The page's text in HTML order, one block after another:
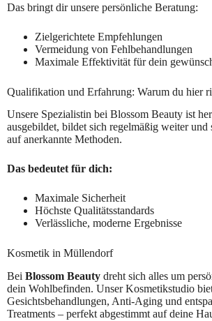
Das bringt dir unsere persönliche Beratung:
Zielgerichtete Empfehlungen
Vermeidung von Fehlbehandlungen
Maximale Effektivität für dein
Qualifikation und Erfahrung: Warum du hier
Unsere Spezialistin bei Blossom Beauty ist
ausgebildet, bildet sich regelmäßig weiter und
auf anerkannte Methoden.
Das bedeutet für dich:
Maximale Sicherheit
Höchste Qualitätsstandards
Verlässliche, moderne Ergebnisse
Kosmetik in Müllendorf
Bei Blossom Beauty dreht sich alles um
dein Wohlbefinden. Unser Kosmetikstudio
Gesichtsbehandlungen, Anti-Aging und
Treatments – perfekt abgestimmt auf deine